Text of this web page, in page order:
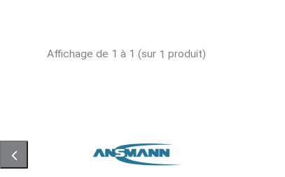
Affichage de 1 à 1 (sur 1 produit)